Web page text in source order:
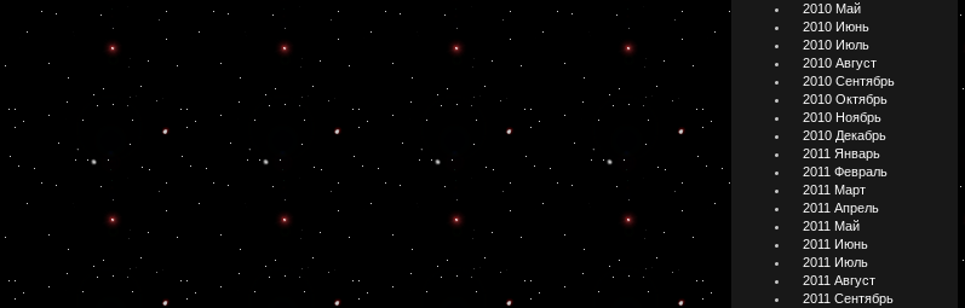
2010 Май
2010 Июнь
2010 Июль
2010 Август
2010 Сентябрь
2010 Октябрь
2010 Ноябрь
2010 Декабрь
2011 Январь
2011 Февраль
2011 Март
2011 Апрель
2011 Май
2011 Июнь
2011 Июль
2011 Август
2011 Сентябрь